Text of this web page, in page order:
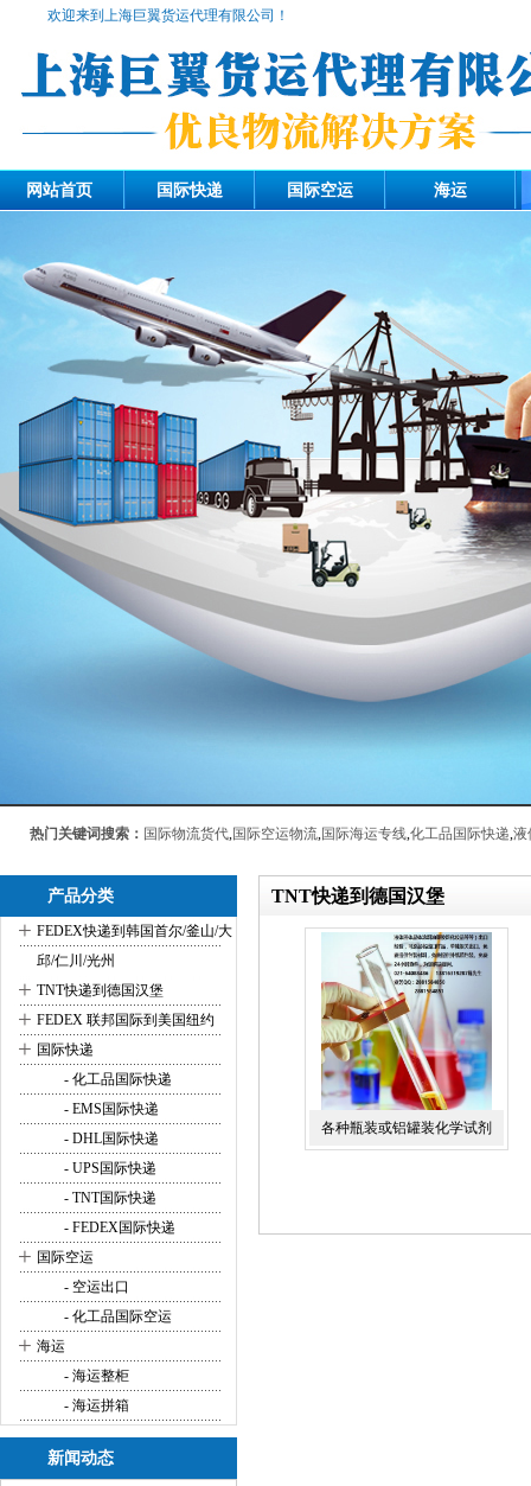
欢迎来到上海巨翼货运代理有限公司！
网站首页 国际快递 国际空运 海运
热门关键词搜索： 国际物流货代,国际空运物流,国际海运专线,化工品国际快递,液
产品分类
+ FEDEX快递到韩国首尔/釜山/大
邱/仁川/光州
+ TNT快递到德国汉堡
+ FEDEX 联邦国际到美国纽约
+ 国际快递
- 化工品国际快递
- EMS国际快递
- DHL国际快递
- UPS国际快递
- TNT国际快递
- FEDEX国际快递
+ 国际空运
- 空运出口
- 化工品国际空运
+ 海运
- 海运整柜
- 海运拼箱
新闻动态
TNT快递到德国汉堡
各种瓶装或铝罐装化学试剂